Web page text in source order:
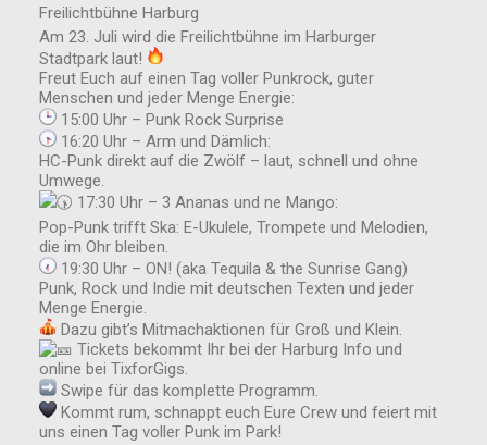
Freilichtbühne Harburg
Am 23. Juli wird die Freilichtbühne im Harburger
Stadtpark laut!
Freut Euch auf einen Tag voller Punkrock, guter
Menschen und jeder Menge Energie:
15:00 Uhr – Punk Rock Surprise
16:20 Uhr – Arm und Dämlich:
HC-Punk direkt auf die Zwölf – laut, schnell und ohne
Umwege.
17:30 Uhr – 3 Ananas und ne Mango:
Pop-Punk trifft Ska: E-Ukulele, Trompete und Melodien,
die im Ohr bleiben.
19:30 Uhr – ON! (aka Tequila & the Sunrise Gang)
Punk, Rock und Indie mit deutschen Texten und jeder
Menge Energie.
Dazu gibt’s Mitmachaktionen für Groß und Klein.
Tickets bekommt Ihr bei der Harburg Info und
online bei TixforGigs.
Swipe für das komplette Programm.
Kommt rum, schnappt euch Eure Crew und feiert mit
uns einen Tag voller Punk im Park!